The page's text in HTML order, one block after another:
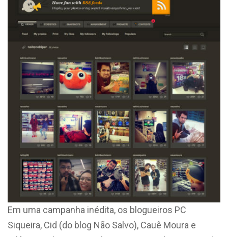
Em uma campanha inédita, os blogueiros PC
Siqueira, Cid (do blog Não Salvo), Cauê Moura e